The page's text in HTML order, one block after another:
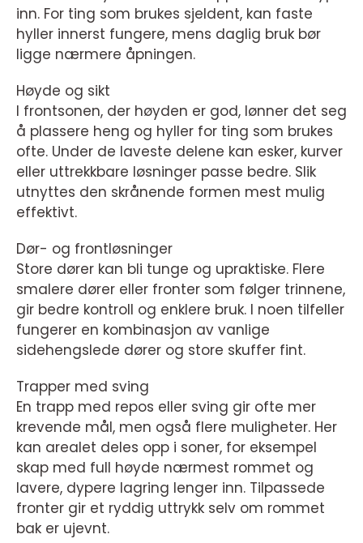
inn. For ting som brukes sjeldent, kan faste
hyller innerst fungere, mens daglig bruk bør
ligge nærmere åpningen.
Høyde og sikt
I frontsonen, der høyden er god, lønner det seg
å plassere heng og hyller for ting som brukes
ofte. Under de laveste delene kan esker, kurver
eller uttrekkbare løsninger passe bedre. Slik
utnyttes den skrånende formen mest mulig
effektivt.
Dør- og frontløsninger
Store dører kan bli tunge og upraktiske. Flere
smalere dører eller fronter som følger trinnene,
gir bedre kontroll og enklere bruk. I noen tilfeller
fungerer en kombinasjon av vanlige
sidehengslede dører og store skuffer fint.
Trapper med sving
En trapp med repos eller sving gir ofte mer
krevende mål, men også flere muligheter. Her
kan arealet deles opp i soner, for eksempel
skap med full høyde nærmest rommet og
lavere, dypere lagring lenger inn. Tilpassede
fronter gir et ryddig uttrykk selv om rommet
bak er ujevnt.